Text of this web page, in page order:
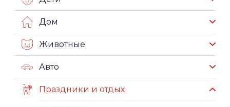
Дом
Животные
Авто
Праздники и отдых